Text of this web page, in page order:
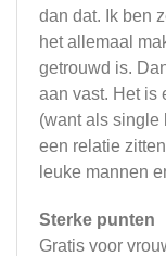
dan dat. Ik ben
het allemaal
getrouwd is.
aan vast. Het is
(want als single
een relatie
leuke mannen
Sterke punten
Gratis voor